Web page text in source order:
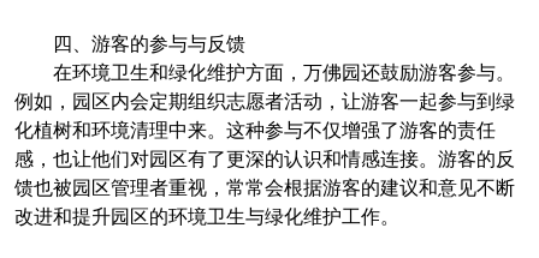
四、游客的参与与反馈
在环境卫生和绿化维护方面，万佛园还鼓励游客参与。
例如，园区内会定期组织志愿者活动，让游客一起参与到绿
化植树和环境清理中来。这种参与不仅增强了游客的责任
感，也让他们对园区有了更深的认识和情感连接。游客的反
馈也被园区管理者重视，常常会根据游客的建议和意见不断
改进和提升园区的环境卫生与绿化维护工作。